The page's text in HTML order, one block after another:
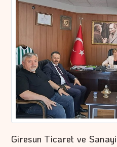
Giresun Ticaret ve